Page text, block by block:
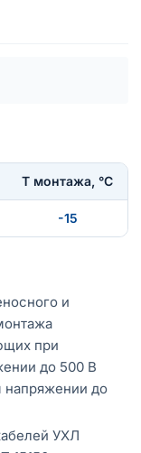
Т монтажа, °С
-15
и
при
до 500 В
напряжении до
УХЛ